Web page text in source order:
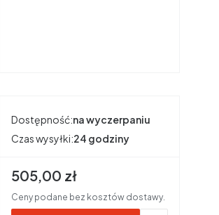
Dostępność:na wyczerpaniu
Czas wysyłki:24 godziny
Cena brutto
505,00 zł
Ceny podane bez kosztów dostawy.